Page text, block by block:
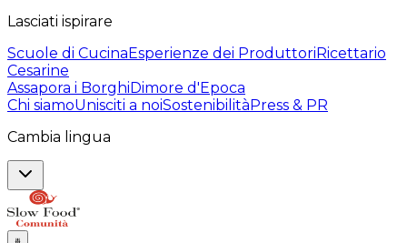
Lasciati ispirare
Scuole di CucinaEsperienze dei ProduttoriRicettario
Cesarine
Assapora i BorghiDimore d'Epoca
Chi siamoUnisciti a noiSostenibilitàPress & PR
Cambia lingua